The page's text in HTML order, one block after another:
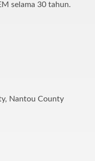
selama 30 tahun.
Nantou County